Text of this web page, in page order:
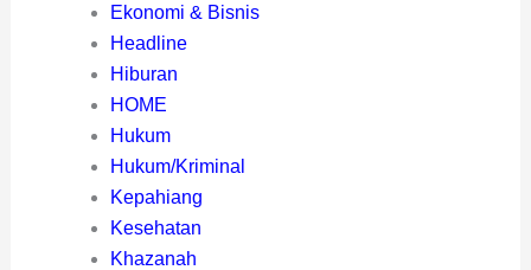
Ekonomi & Bisnis
Headline
Hiburan
HOME
Hukum
Hukum/Kriminal
Kepahiang
Kesehatan
Khazanah